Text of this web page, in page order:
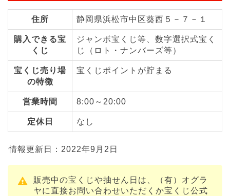
住所 静岡県浜松市中区葵西５－７－１
購入できる宝
くじ
ジャンボ宝くじ等、数字選択式宝く
じ（ロト・ナンバーズ等）
宝くじ売り場
の特徴
宝くじポイントが貯まる
営業時間 8:00～20:00
定休日 なし
情報更新日：2022年9月2日
販売中の宝くじや抽せん日は、（有）オグラ
ヤに直接お問い合わせいただくか宝くじ公式